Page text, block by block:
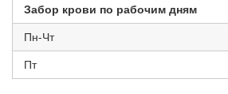
Забор крови по рабочим дням
Пн-Чт
Пт